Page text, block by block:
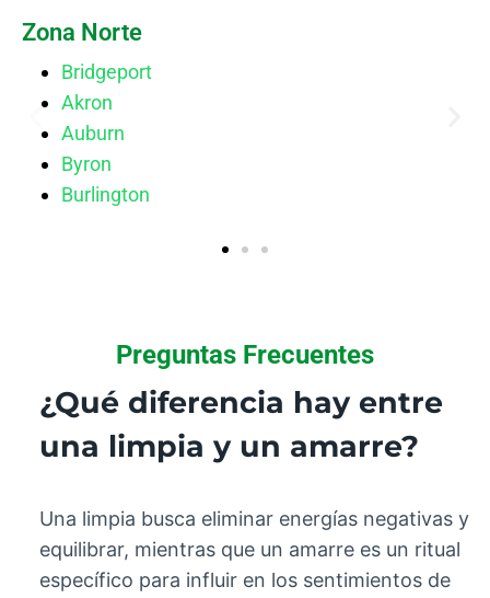
Zona Norte
Bridgeport
Akron
Auburn
Byron
Burlington
Preguntas Frecuentes
¿Qué diferencia hay entre
una limpia y un amarre?
Una limpia busca eliminar energías negativas y
equilibrar, mientras que un amarre es un ritual
específico para influir en los sentimientos de